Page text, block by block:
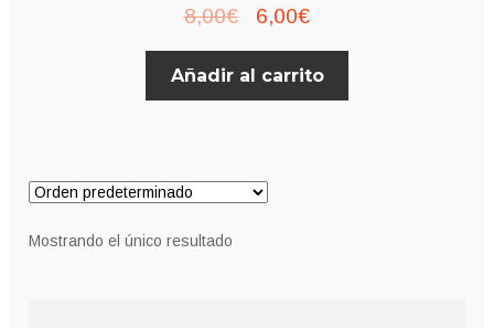
8,00€
El
precio
original
6,00€El
precio
actual
Añadir al carrito
Mostrando el único resultado